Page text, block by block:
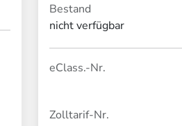
Bestand
nicht verfügbar
eClass.-Nr.
Zolltarif-Nr.